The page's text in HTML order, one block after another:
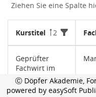
Ziehen Sie eine Spalte
2
Kurstitel
Geprüfter
Fachwirt im
Gesundheits-
und
Ⓒ Döpfer Akademie,
powered by easySoft